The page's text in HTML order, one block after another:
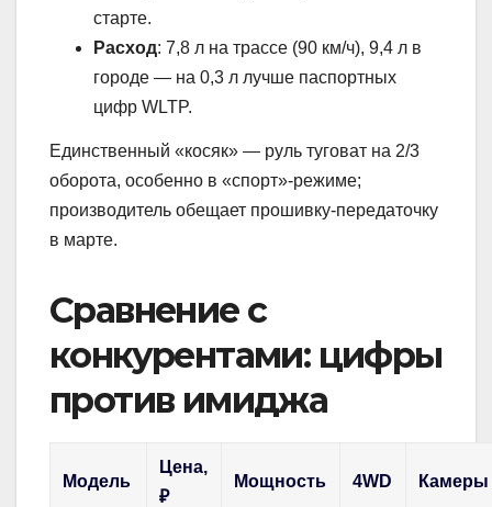
старте.
Расход: 7,8 л на трассе (90 км/ч), 9,4 л в
городе — на 0,3 л лучше паспортных
цифр WLTP.
Единственный «косяк» — руль туговат на 2/3
оборота, особенно в «спорт»-режиме;
производитель обещает прошивку-передаточку
в марте.
Сравнение с
конкурентами: цифры
против имиджа
Модель
Цена,
₽
Мощность 4WD Камеры